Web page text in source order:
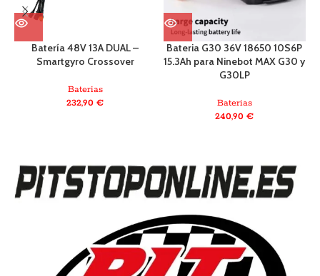
Batería 48V 13A DUAL –
Smartgyro Crossover
Baterias
232,90€
Bateria G30 36V 18650 10S6P
15.3Ah para Ninebot MAX G30 y
G30LP
Baterias
240,90€